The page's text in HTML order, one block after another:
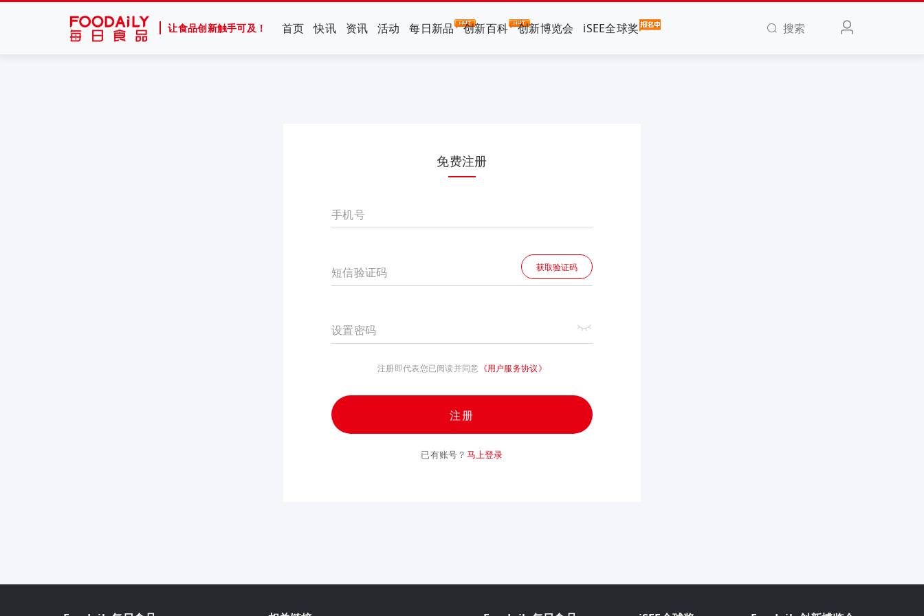
让食品创新触手可及！ 首页 快讯 资讯 活动 每日新品 创新百科 创新博览会 iSEE全球奖 搜索
免费注册
手机号
短信验证码 获取验证码
设置密码
注册即代表您已阅读并同意 《用户服务协议》
注册
已有账号？ 马上登录